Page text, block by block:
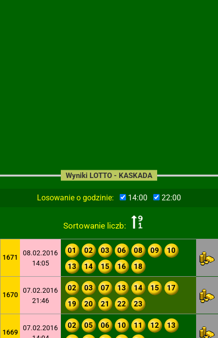
Losowanie o godzinie: 14:00 22:00
Sortowanie liczb:
Wyniki LOTTO - KASKADA
1671
08.02.2016
14:05
01 02 03 06 08 09
10
13
14 15 16 18
1670
07.02.2016
21:46
02 03 07 13 14 15
17
19
20 21 22 23
1669
07.02.2016
02 05 06 10 11 12
13